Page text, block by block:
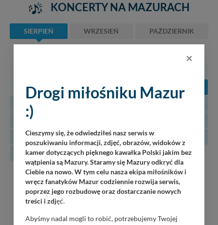
KONCERTY NA MAZURACH
SIERPIEŃ WRZESIEŃ PAŹDZIERNIK
5
11
17
24
25 26 27 28
31
09
08.2026
Jazz Friends
Wilkasy / Port Resort Niegocin / 19:30
Wilkasy / Port AZS Wilkasy / 21:00
×
Drogi miłośniku Mazur
:)
Cieszymy się, że odwiedziłeś nasz serwis w
poszukiwaniu informacji, zdjęć, obrazów, widoków z
kamer dotyczących pięknego kawałka Polski jakim bez
wątpienia są Mazury. Staramy się Mazury odkryć dla
Ciebie na nowo. W tym celu nasza ekipa miłośników i
wręcz fanatyków Mazur codziennie rozwija serwis,
poprzez jego rozbudowę oraz dostarczanie nowych
treści i zdjęć.
Abyśmy nadal mogli to robić, potrzebujemy Twojej